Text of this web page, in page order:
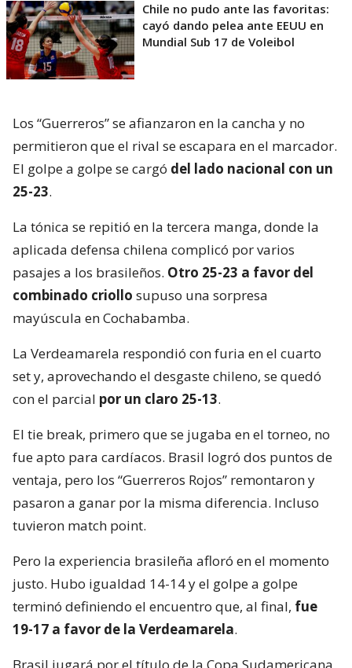
Chile no pudo ante las favoritas:
cayó dando pelea ante EEUU en
Mundial Sub 17 de Voleibol
Los “Guerreros” se afianzaron en la cancha y no
permitieron que el rival se escapara en el marcador.
El golpe a golpe se cargó del lado nacional con un
25-23.
La tónica se repitió en la tercera manga, donde la
aplicada defensa chilena complicó por varios
pasajes a los brasileños. Otro 25-23 a favor del
combinado criollo supuso una sorpresa
mayúscula en Cochabamba.
La Verdeamarela respondió con furia en el cuarto
set y, aprovechando el desgaste chileno, se quedó
con el parcial por un claro 25-13.
El tie break, primero que se jugaba en el torneo, no
fue apto para cardíacos. Brasil logró dos puntos de
ventaja, pero los “Guerreros Rojos” remontaron y
pasaron a ganar por la misma diferencia. Incluso
tuvieron match point.
Pero la experiencia brasileña afloró en el momento
justo. Hubo igualdad 14-14 y el golpe a golpe
terminó definiendo el encuentro que, al final, fue
19-17 a favor de la Verdeamarela.